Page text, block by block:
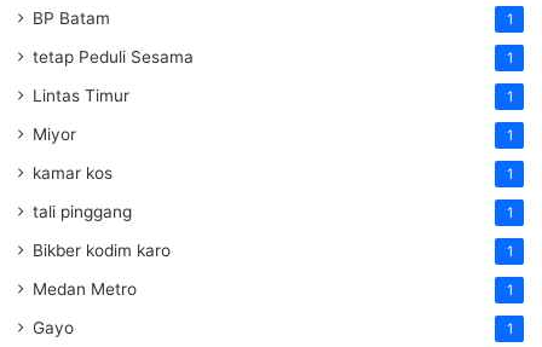
BP Batam 1
tetap Peduli Sesama 1
Lintas Timur 1
Miyor 1
kamar kos 1
tali pinggang 1
Bikber kodim karo 1
Medan Metro 1
Gayo 1